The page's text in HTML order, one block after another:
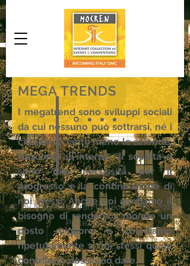
MEGA TRENDS
I megatrend sono sviluppi sociali
da cui nessuno può sottrarsi, né i
cittadini e tanto meno le aziende.
Nascono all'interno di società e
sono una necessità per il
progresso e la continuazione di
noi stessi. Anche noi sentiamo il
bisogno di rendere il mondo un
posto migliore e chiediamo
ripetutamente a noi stessi quale
contributo possiamo dare.
© by Mocren Interart Collection SRL (2020)
Protezione Dati